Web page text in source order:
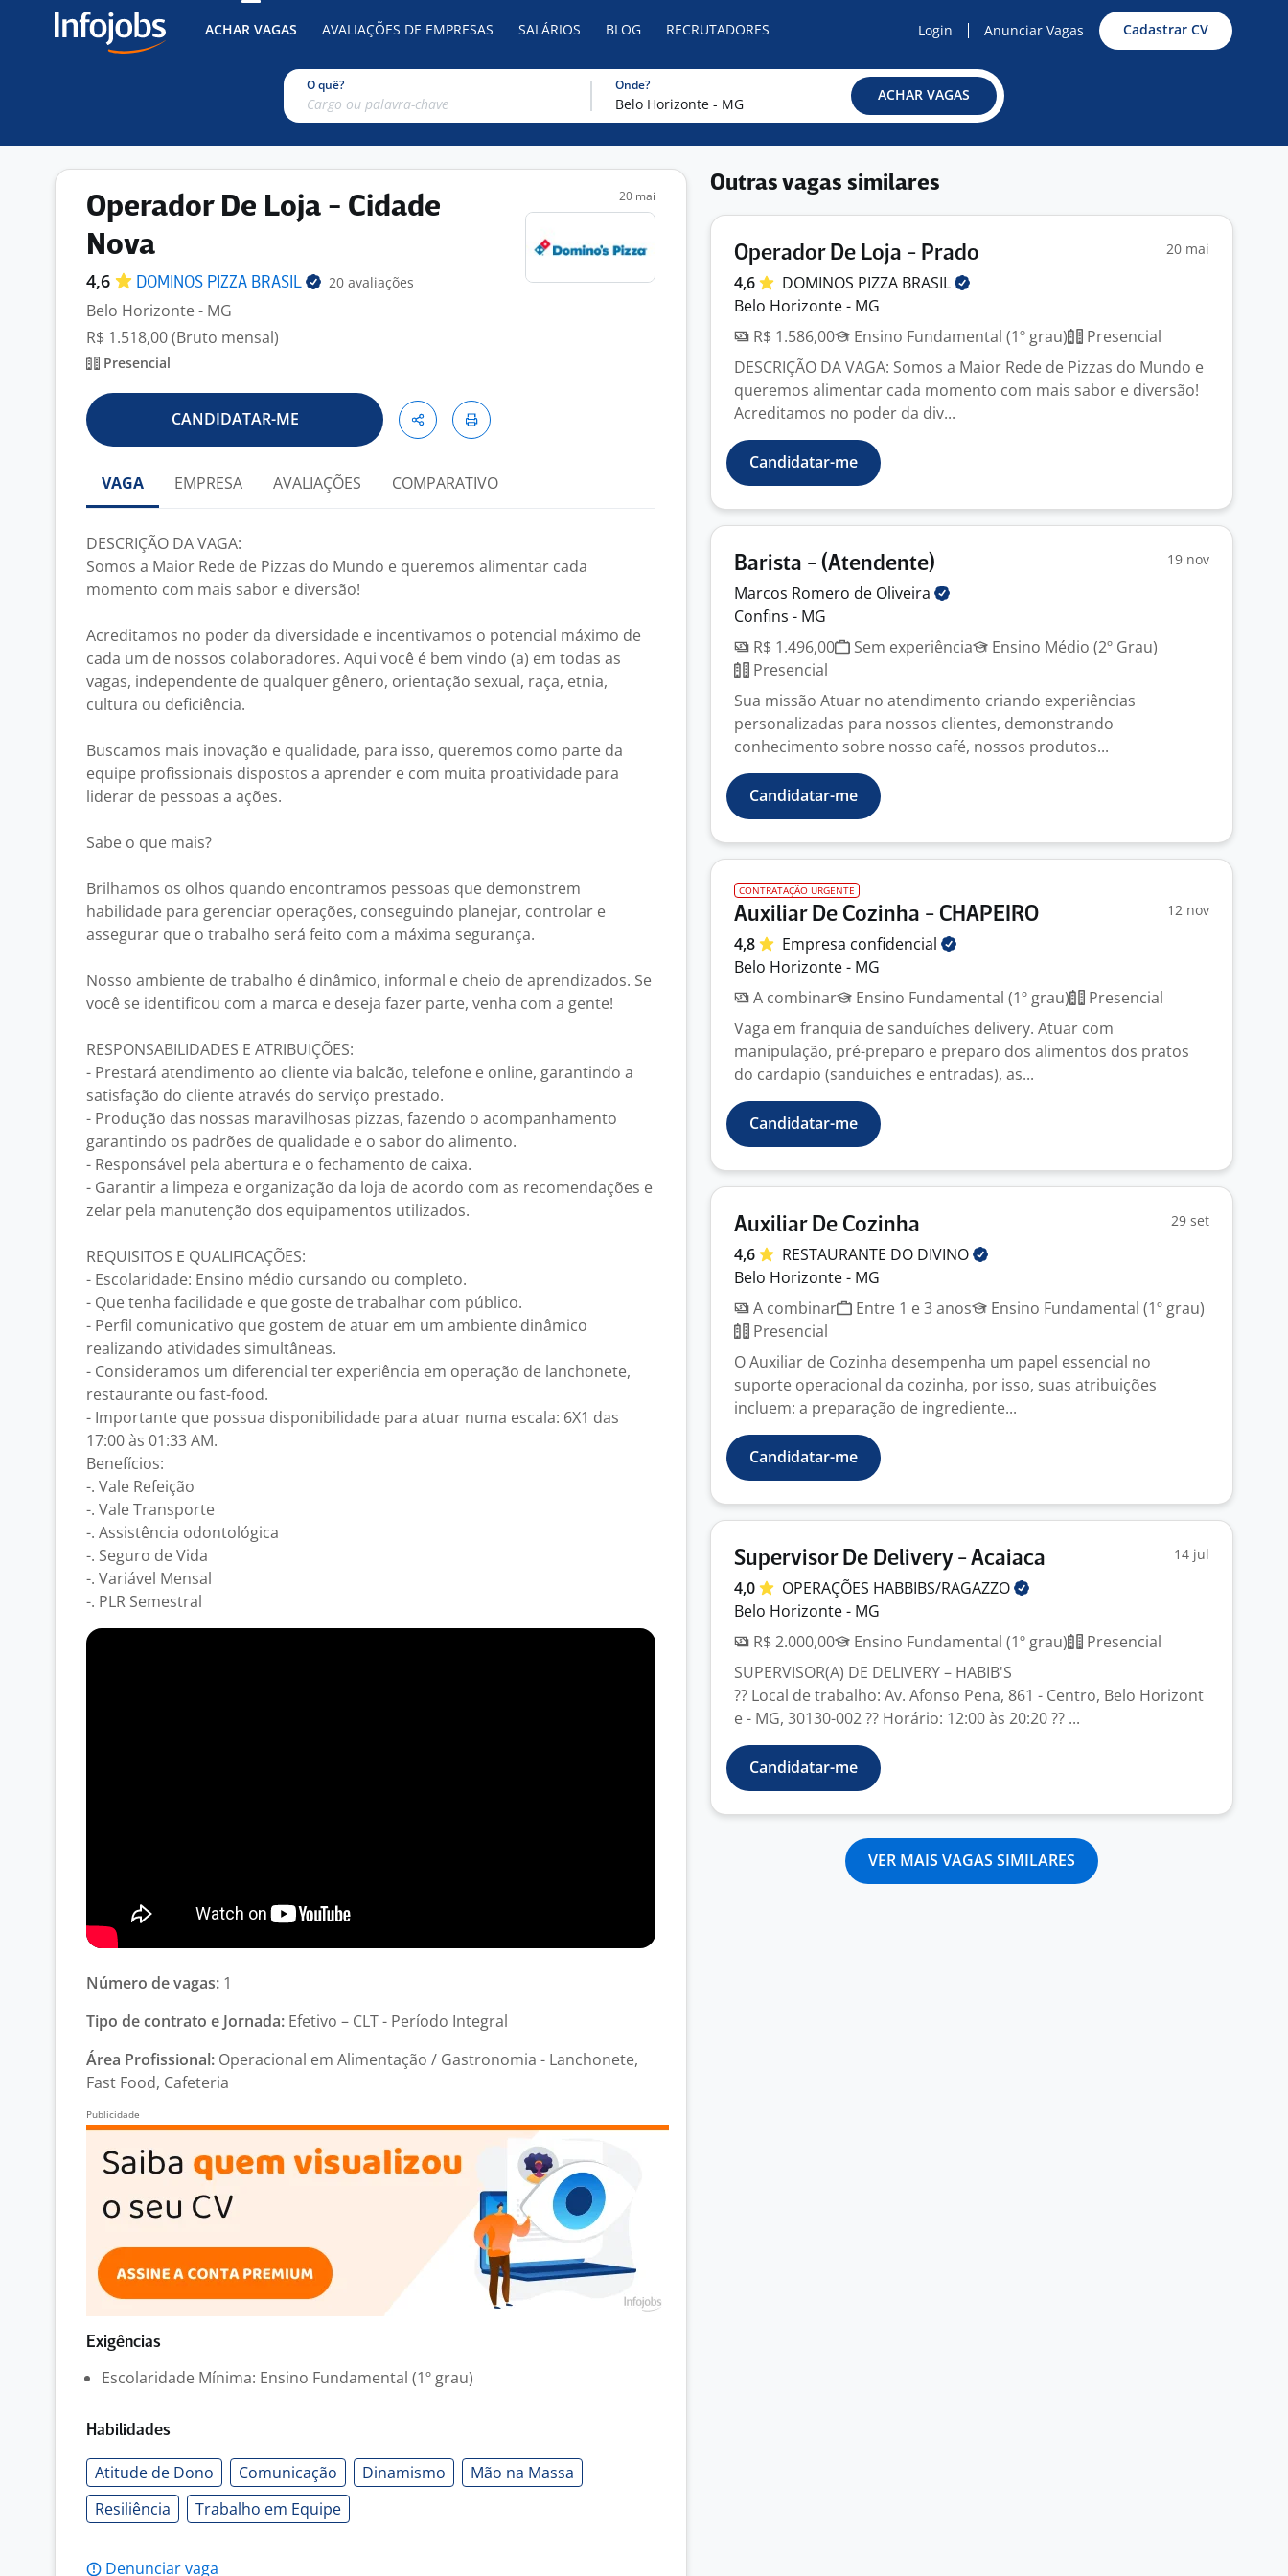
ACHAR VAGAS AVALIAÇÕES DE EMPRESAS SALÁRIOS BLOG RECRUTADORES Login Anunciar Vagas Cadastrar CV
O quê? Onde?
ACHAR VAGAS
Operador De Loja - Cidade
Nova
4,6 DOMINOS PIZZA BRASIL 20 avaliações
Belo Horizonte - MG
R$ 1.518,00 (Bruto mensal)
Presencial
20 mai
CANDIDATAR-ME
VAGA EMPRESA AVALIAÇÕES COMPARATIVO
DESCRIÇÃO DA VAGA:
Somos a Maior Rede de Pizzas do Mundo e queremos alimentar cada
momento com mais sabor e diversão!
Acreditamos no poder da diversidade e incentivamos o potencial máximo de
cada um de nossos colaboradores. Aqui você é bem vindo (a) em todas as
vagas, independente de qualquer gênero, orientação sexual, raça, etnia,
cultura ou deficiência.
Buscamos mais inovação e qualidade, para isso, queremos como parte da
equipe profissionais dispostos a aprender e com muita proatividade para
liderar de pessoas a ações.
Sabe o que mais?
Brilhamos os olhos quando encontramos pessoas que demonstrem
habilidade para gerenciar operações, conseguindo planejar, controlar e
assegurar que o trabalho será feito com a máxima segurança.
Nosso ambiente de trabalho é dinâmico, informal e cheio de aprendizados. Se
você se identificou com a marca e deseja fazer parte, venha com a gente!
RESPONSABILIDADES E ATRIBUIÇÕES:
- Prestará atendimento ao cliente via balcão, telefone e online, garantindo a
satisfação do cliente através do serviço prestado.
- Produção das nossas maravilhosas pizzas, fazendo o acompanhamento
garantindo os padrões de qualidade e o sabor do alimento.
- Responsável pela abertura e o fechamento de caixa.
- Garantir a limpeza e organização da loja de acordo com as recomendações e
zelar pela manutenção dos equipamentos utilizados.
REQUISITOS E QUALIFICAÇÕES:
- Escolaridade: Ensino médio cursando ou completo.
- Que tenha facilidade e que goste de trabalhar com público.
- Perfil comunicativo que gostem de atuar em um ambiente dinâmico
realizando atividades simultâneas.
- Consideramos um diferencial ter experiência em operação de lanchonete,
restaurante ou fast-food.
- Importante que possua disponibilidade para atuar numa escala: 6X1 das
17:00 às 01:33 AM.
Benefícios:
-. Vale Refeição
-. Vale Transporte
-. Assistência odontológica
-. Seguro de Vida
-. Variável Mensal
-. PLR Semestral
Número de vagas: 1
Tipo de contrato e Jornada: Efetivo – CLT - Período Integral
Área Profissional: Operacional em Alimentação / Gastronomia - Lanchonete,
Fast Food, Cafeteria
Exigências
Escolaridade Mínima: Ensino Fundamental (1º grau)
Habilidades
Atitude de Dono Comunicação Dinamismo
Mão na Massa
Resiliência
Trabalho em Equipe
Denunciar vaga
Outras vagas similares
Operador De Loja - Prado 20 mai
4,6 DOMINOS PIZZA BRASIL
Belo Horizonte - MG
R$ 1.586,00
Ensino Fundamental (1º grau)
Presencial
DESCRIÇÃO DA VAGA: Somos a Maior Rede de Pizzas do Mundo e
queremos alimentar cada momento com mais sabor e diversão!
Acreditamos no poder da div...
Candidatar-me
Barista - (Atendente) 19 nov
Marcos Romero de Oliveira
Confins - MG
R$ 1.496,00
Sem experiência
Ensino Médio (2º Grau)
Presencial
Sua missão Atuar no atendimento criando experiências
personalizadas para nossos clientes, demonstrando
conhecimento sobre nosso café, nossos produtos...
Candidatar-me
CONTRATAÇÃO URGENTE
Auxiliar De Cozinha - CHAPEIRO 12 nov
4,8 Empresa confidencial
Belo Horizonte - MG
A combinar
Ensino Fundamental (1º grau)
Presencial
Vaga em franquia de sanduíches delivery. Atuar com
manipulação, pré-preparo e preparo dos alimentos dos pratos
do cardapio (sanduiches e entradas), as...
Candidatar-me
Auxiliar De Cozinha 29 set
4,6 RESTAURANTE DO DIVINO
Belo Horizonte - MG
A combinar
Entre 1 e 3 anos
Ensino Fundamental (1º grau)
Presencial
O Auxiliar de Cozinha desempenha um papel essencial no
suporte operacional da cozinha, por isso, suas atribuições
incluem: a preparação de ingrediente...
Candidatar-me
Supervisor De Delivery - Acaiaca 14 jul
4,0 OPERAÇÕES HABBIBS/RAGAZZO
Belo Horizonte - MG
R$ 2.000,00
Ensino Fundamental (1º grau)
Presencial
SUPERVISOR(A) DE DELIVERY – HABIB'S
?? Local de trabalho: Av. Afonso Pena, 861 - Centro, Belo Horizont
e - MG, 30130-002 ?? Horário: 12:00 às 20:20 ?? ...
Candidatar-me
VER MAIS VAGAS SIMILARES